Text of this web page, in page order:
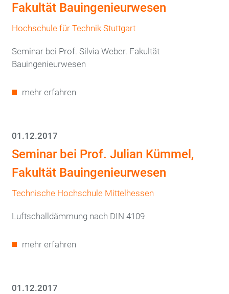
Fakultät Bauingenieurwesen
Hochschule für Technik Stuttgart
Seminar bei Prof. Silvia Weber. Fakultät
Bauingenieurwesen
mehr erfahren
01.12.2017
Seminar bei Prof. Julian Kümmel,
Fakultät Bauingenieurwesen
Technische Hochschule Mittelhessen
Luftschalldämmung nach DIN 4109
mehr erfahren
01.12.2017